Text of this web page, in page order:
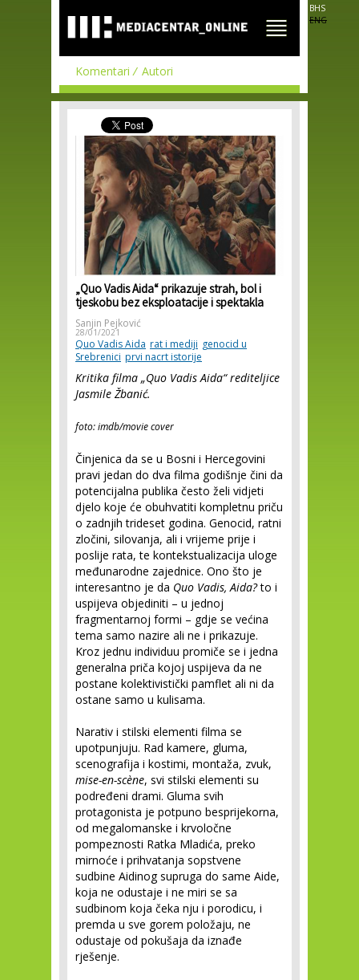
main
content
BHS
ENG
Komentari Autori
„Quo Vadis Aida“ prikazuje strah, bol i
tjeskobu bez eksploatacije i spektakla
Sanjin Pejković
28/01/2021
Quo Vadis Aida rat i mediji genocid u
Srebrenici prvi nacrt istorije
Kritika filma „Quo Vadis Aida“ rediteljice
Jasmile Žbanić.
foto: imdb/movie cover
Činjenica da se u Bosni i Hercegovini
pravi jedan do dva filma godišnje čini da
potencijalna publika često želi vidjeti
djelo koje će obuhvatiti kompletnu priču
o zadnjih trideset godina. Genocid, ratni
zločini, silovanja, ali i vrijeme prije i
poslije rata, te kontekstualizacija uloge
međunarodne zajednice. Ono što je
interesantno je da Quo Vadis, Aida?to i
uspijeva objediniti – u jednoj
fragmentarnoj formi – gdje se većina
tema samo nazire ali ne i prikazuje.
Kroz jednu individuu promiče se i jedna
generalna priča kojoj uspijeva da ne
postane kolektivistički pamflet ali ni da
ostane samo u kulisama.
Narativ i stilski elementi filma se
upotpunjuju. Rad kamere, gluma,
scenografija i kostimi, montaža, zvuk,
mise-en-scène, svi stilski elementi su
podređeni drami. Gluma svih
protagonista je potpuno besprijekorna,
od megalomanske i krvoločne
pompeznosti Ratka Mladića, preko
mirnoće i prihvatanja sopstvene
sudbine Aidinog supruga do same Aide,
koja ne odustaje i ne miri se sa
sudbinom koja čeka nju i porodicu, i
premda u sve gorem položaju, ne
odustaje od pokušaja da iznađe
rješenje.